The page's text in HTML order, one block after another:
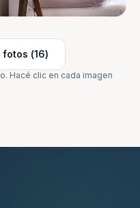
fotos (16)
Hacé clic en cada imagen